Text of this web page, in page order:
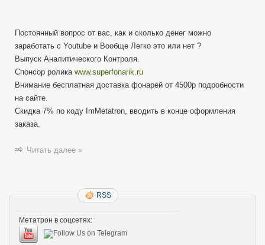
Постоянный вопрос от вас, как и сколько денег можно
заработать с Youtube и Вообще Легко это или нет ?
Выпуск Аналитического Контроля.
Спонсор ролика www.superfonarik.ru
Внимание бесплатная доставка фонарей от 4500р подробности
на сайте.
Скидка 7% по коду ImMetatron, вводить в конце оформления
заказа.
Читать далее »
RSS
Метатрон в соцсетях: